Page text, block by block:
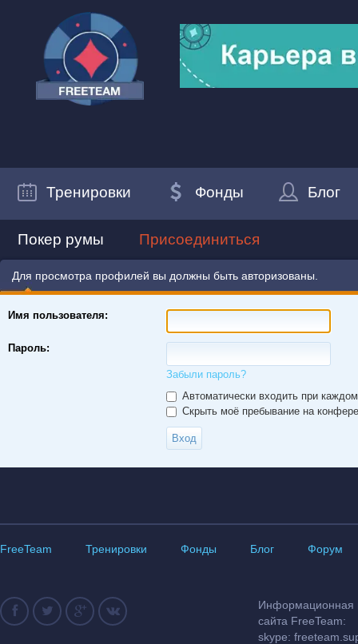
Тренировки Фонды Блог
Покер румы Присоединиться
Для просмотра профилей вы должны быть авторизованы.
Имя пользователя:
Пароль:
Забыли пароль?
Автоматически входить при
Скрыть моё пребывание на
FreeTeam Тренировки Фонды Блог Форум
Информационная
сайта FreeTeam:
skype: